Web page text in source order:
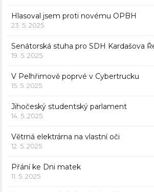
Hlasoval jsem proti novému OPBH
23. 5. 2025
Senátorská stuha pro SDH Kardašova
19. 5. 2025
V Pelhřimově poprvé v Cybertrucku
15. 5. 2025
Jihočeský studentský parlament
14. 5. 2025
Větrná elektrárna na vlastní oči
12. 5. 2025
Přání ke Dni matek
11. 5. 2025